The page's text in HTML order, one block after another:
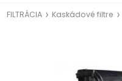
FILTRÁCIA Kaskádové filtre